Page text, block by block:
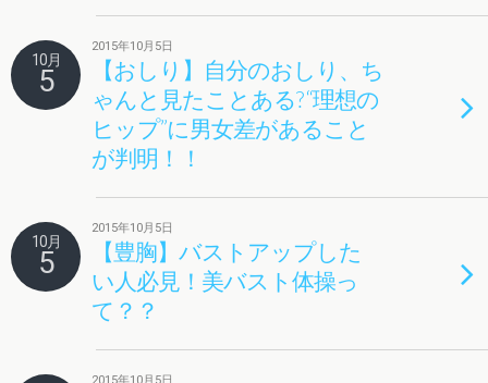
10月
5
2015年10月5日
【おしり】自分のおしり、ち
ゃんと見たことある? “理想の
ヒップ”に男女差があること
が判明！！
10月
5
2015年10月5日
【豊胸】バストアップした
い人必見！美バスト体操っ
て？？